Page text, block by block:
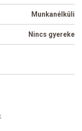
Munkanélküli
Nincs gyereke